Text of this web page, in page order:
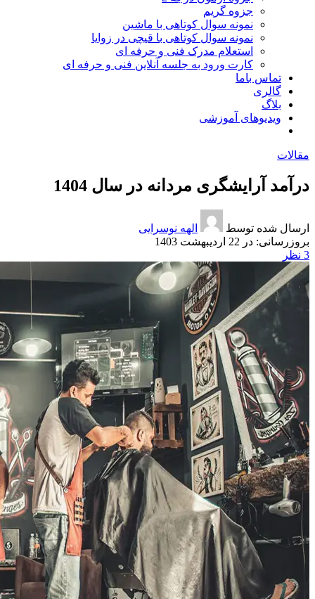
جزوه گریم
نمونه سوال کوتاهی با ماشین
نمونه سوال کوتاهی با قیچی در زوایا
استعلام مدرک فنی و حرفه ای
کارت ورود به جلسه آنلاین فنی و حرفه ای
تماس باما
گالری
بلاگ
ویدیوهای آموزشی
مقالات
درآمد آرایشگری مردانه در سال 1404
ارسال شده توسط
الهه نوسرایی
در 22 اردیبهشت 1403
3 نظر